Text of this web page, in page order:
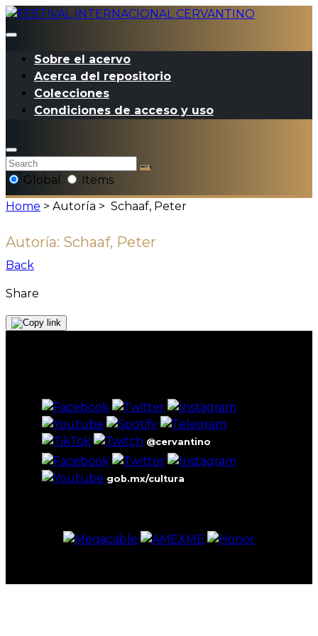
Sobre el acervo
Acerca del repositorio
Colecciones
Condiciones de acceso y uso
Global
Items
Home > Autoría > Schaaf, Peter
Autoría: Schaaf, Peter
Back
Share
@cervantino
gob.mx/cultura